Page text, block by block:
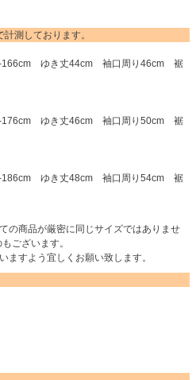
測しております。
166cm ゆき丈44cm 袖口周り46cm 裾
176cm ゆき丈46cm 袖口周り50cm 裾
186cm ゆき丈48cm 袖口周り54cm 裾
の商品が厳密に同じサイズではありませ
ございます。
ますよう宜しくお願い致します。